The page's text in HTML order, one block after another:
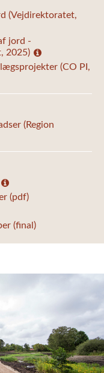
(Vejdirektoratet,
jord -
2025)
(CO PI,
(Region
(pdf)
(final)